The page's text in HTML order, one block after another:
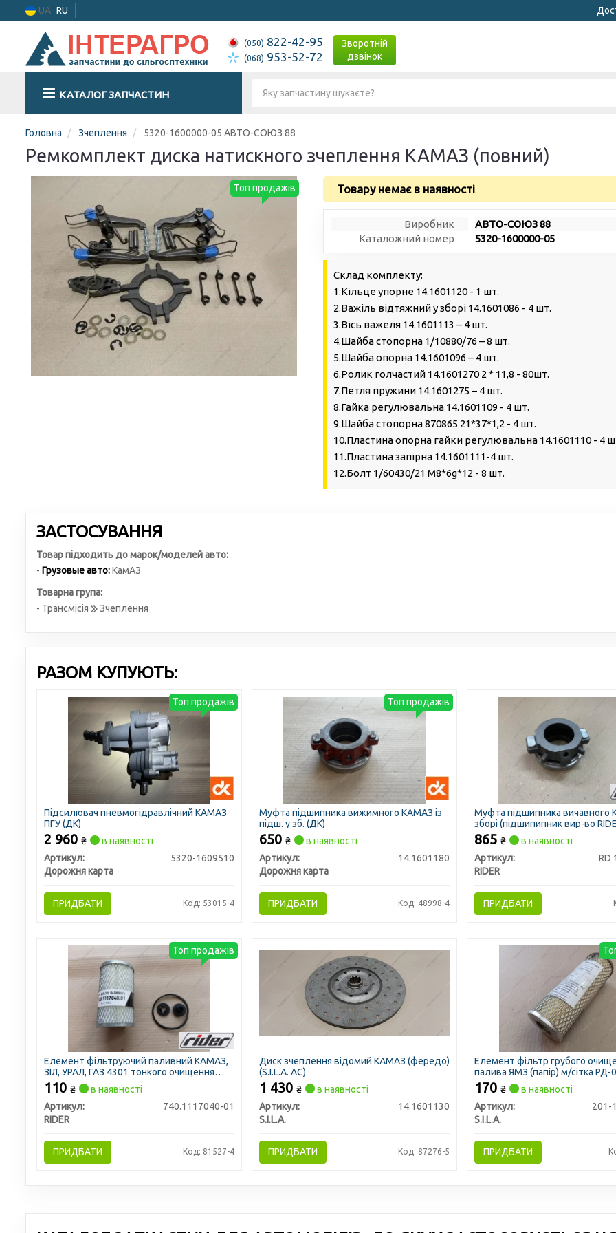
UA RU
(050) 822-42-95
(068) 953-52-72
Зворотній
дзвінок
КАТАЛОГ ЗАПЧАСТИН
Головна Зчеплення 5320-1600000-05 АВТО-СОЮЗ 88
Ремкомплект диска натискного зчеплення КАМАЗ (повний)
Топ продажів Товару немає в наявності.
Виробник
АВТО-СОЮЗ 88
Каталожний номер
5320-1600000-05
Склад комплекту:
1.Кільце упорне 14.1601120 - 1 шт.
2.Важіль відтяжний у зборі 14.1601086 - 4 шт.
3.Вісь важеля 14.1601113 – 4 шт.
4.Шайба стопорна 1/10880/76 – 8 шт.
5.Шайба опорна 14.1601096 – 4 шт.
6.Ролик голчастий 14.1601270 2 * 11,8 - 80шт.
7.Петля пружини 14.1601275 – 4 шт.
8.Гайка регулювальна 14.1601109 - 4 шт.
9.Шайба стопорна 870865 21*37*1,2 - 4 шт.
10.Пластина опорна гайки регулювальна 14.1601110 - 4
11.Пластина запірна 14.1601111-4 шт.
12.Болт 1/60430/21 М8*6g*12 - 8 шт.
ЗАСТОСУВАННЯ
Товар підходить до марок/моделей авто:
- Грузовые авто:КамАЗ
Товарна група:
- Трансмісія
Зчеплення
РАЗОМ КУПУЮТЬ:
Підсилювач пневмогідравлічний КАМАЗ
ПГУ (ДК)
2 960 ₴
в наявності
Артикул:
5320-1609510
Дорожня карта
ПРИДБАТИ Код: 53015-4
Топ продажів
Муфта підшипника вижимного КАМАЗ із
підш. у зб. (ДК)
650 ₴
в наявності
Артикул:
14.1601180
Дорожня карта
ПРИДБАТИ Код: 48998-4
Топ продажів
Муфта підшипника вичавного
зборі (підшипипник вир-во
865 ₴
в наявності
Артикул:
RD
RIDER
ПРИДБАТИ
Елемент фільтруючий паливний КАМАЗ,
ЗІЛ, УРАЛ, ГАЗ 4301 тонкого очищення
метал. з ремкомплектом фильтра (RIDER)
110 ₴
в наявності
Артикул:
740.1117040-01
RIDER
ПРИДБАТИ Код: 81527-4
Топ продажів
Диск зчеплення відомий КАМАЗ (фередо)
(S.I.L.A. AC)
1 430 ₴
в наявності
Артикул:
14.1601130
S.I.L.A.
ПРИДБАТИ Код: 87276-5
Елемент фільтр грубого
палива ЯМЗ (папір) м/сітка РД-
ФТ-201 аналог нитки (SILA)
170 ₴
в наявності
Артикул:
201-
S.I.L.A.
ПРИДБАТИ